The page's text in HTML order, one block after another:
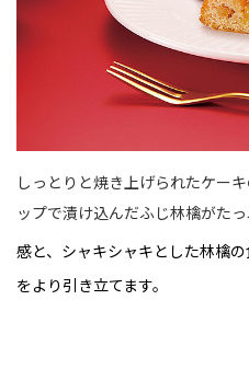
しっとりと焼き上げられたケー
ップで漬け込んだふじ林檎がたっ
感と、シャキシャキとした林檎
をより引き立てます。